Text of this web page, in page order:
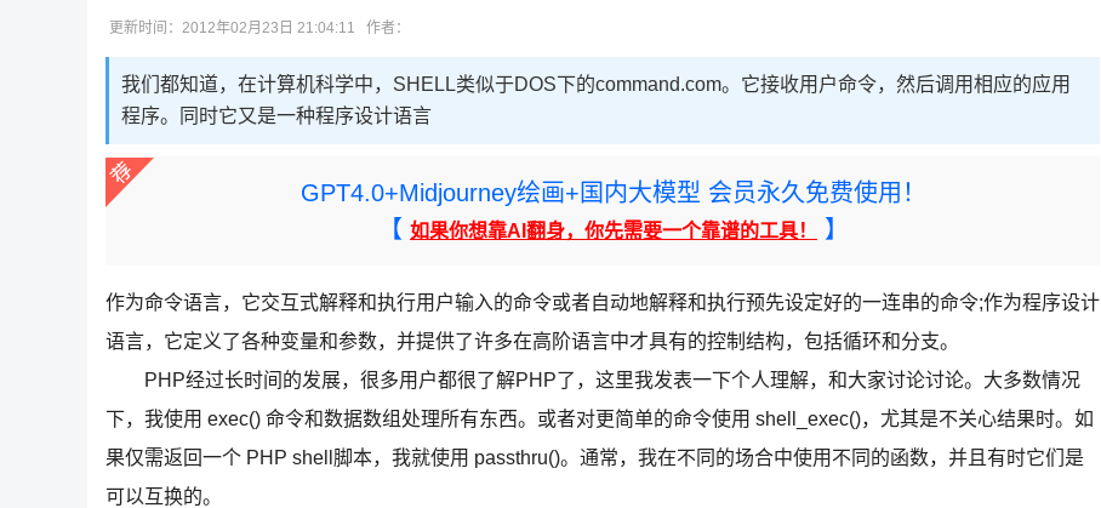
更新时间：2012年02月23日 21:04:11 作者：
我们都知道，在计算机科学中，SHELL类似于DOS下的command.com。它接收用户命令，然后调用相应的应用
程序。同时它又是一种程序设计语言
GPT4.0+Midjourney绘画+国内大模型 会员永久免费使用！
【 如果你想靠AI翻身，你先需要一个靠谱的工具！ 】
作为命令语言，它交互式解释和执行用户输入的命令或者自动地解释和执行预先设定好的一连串的命令;作为程序设计
语言，它定义了各种变量和参数，并提供了许多在高阶语言中才具有的控制结构，包括循环和分支。
PHP经过长时间的发展，很多用户都很了解PHP了，这里我发表一下个人理解，和大家讨论讨论。大多数情况
下，我使用 exec() 命令和数据数组处理所有东西。或者对更简单的命令使用 shell_exec()，尤其是不关心结果时。如
果仅需返回一个 PHP shell脚本，我就使用 passthru()。通常，我在不同的场合中使用不同的函数，并且有时它们是
可以互换的。